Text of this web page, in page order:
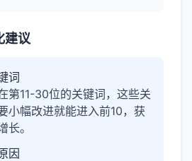
建议
词
第11-30位的关键词，这些关
小幅改进就能进入前10，获
长。
因